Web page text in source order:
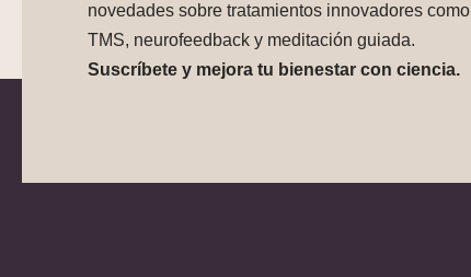
novedades sobre tratamientos innovadores como
TMS, neurofeedback y meditación guiada.
Suscríbete y mejora tu bienestar con ciencia.